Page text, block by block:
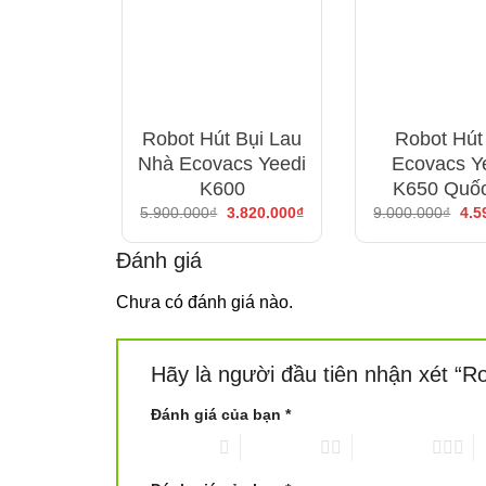
Robot Hút Bụi Lau
Nhà Ecovacs Yeedi
K600
5.900.000₫ Giá
là:
3.820.000₫Giá
tại
Robot
Ecovacs
K650
9.000.000₫ Giá
là:
Đánh giá
Chưa có đánh giá nào.
Hãy là người đầu tiên nhận xét
Đánh giá của bạn *